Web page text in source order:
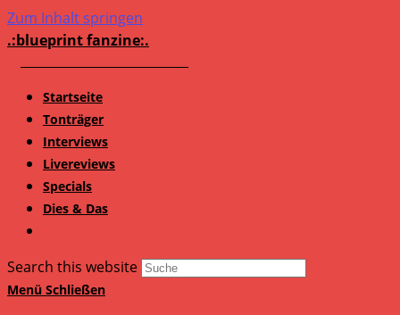
Zum Inhalt springen
.:blueprint fanzine:.
Startseite
Tonträger
Interviews
Livereviews
Specials
Dies & Das
Search this website
Menü Schließen